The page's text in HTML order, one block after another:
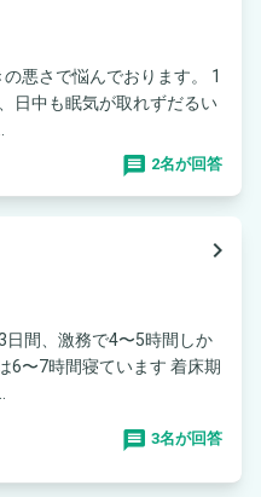
悪さで悩んでおります。 1
日中も眠気が取れずだるい
2名が回答
navigate_next
日間、激務で4〜5時間しか
6〜7時間寝ています 着床期
3名が回答